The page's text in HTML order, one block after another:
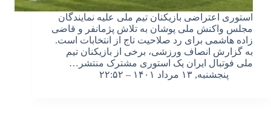
استوری اعتراضی بازیکنان تیم ملی علیه نمایندگان
مجلس واکنش ملی پوشان به تلاش پژمانفر و قاضی
زاده هاشمی برای رد صلاحیت تاج از انتخابات است.
به گزارش انصاف ورزشی، برخی از بازیکنان تیم
ملی فوتبال ایران یک استوری مشترک منتشر…
پنجشنبه, ۱۳ مرداد ۱۴۰۱ – ۲۲:۵۲